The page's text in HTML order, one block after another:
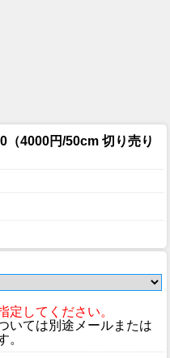
（4000円/50cm 切り売り
定してください。
いては別途メールまたは
。